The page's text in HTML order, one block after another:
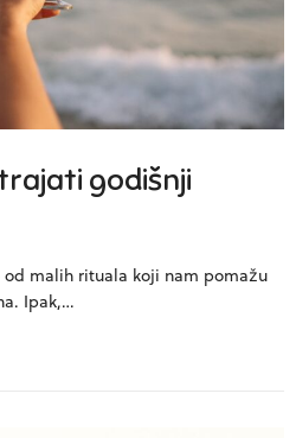
godišnji
od malih rituala koji nam pomažu
Ipak,…